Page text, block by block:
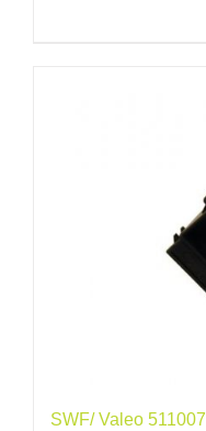
SWF/ Valeo 511007